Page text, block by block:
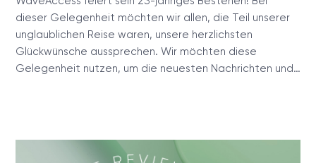
dieser Gelegenheit möchten wir allen, die Teil unserer
unglaublichen Reise waren, unsere herzlichsten
Glückwünsche aussprechen. Wir möchten diese
Gelegenheit nutzen, um die neuesten Nachrichten und…